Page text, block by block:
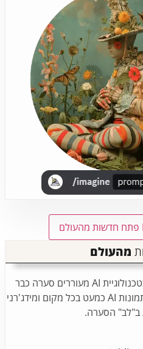
חדשות מהעולם
מהעולם
כל תחום מחוללי התמונות בטכנולוגיית AI מעוררים סערה כבר
יותר משנתיים. ניתן למצוא תמונות AI כמעט בכל מקום ומידג'רני
הסערה.